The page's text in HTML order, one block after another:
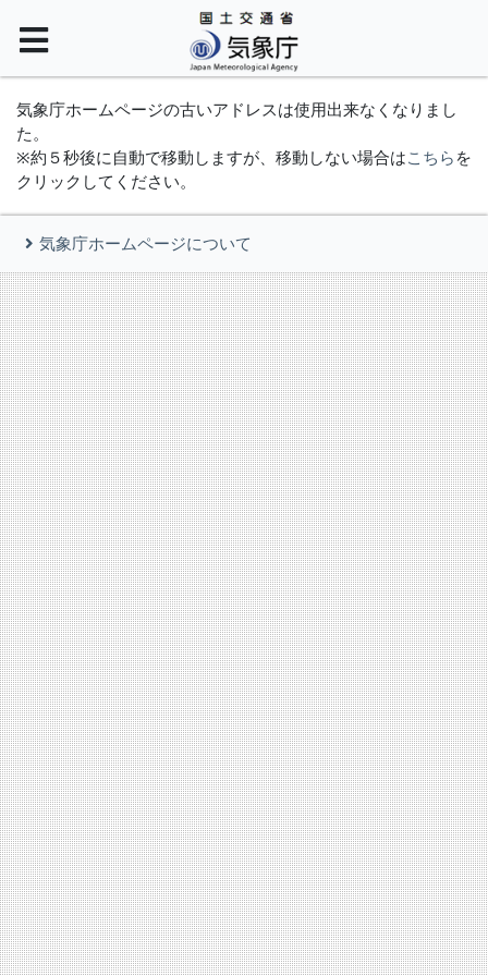
気象庁ホームページの古いアドレスは使用出来なくなりまし
た。
※約５秒後に自動で移動しますが、移動しない場合はこちら を
クリックしてください。
気象庁ホームページについて